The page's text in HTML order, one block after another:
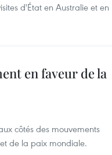
d'État en Australie et en
en faveur de la
côtés des mouvements
de la paix mondiale.